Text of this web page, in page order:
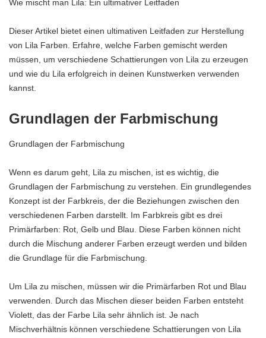
Wie mischt man Lila: Ein ultimativer Leitfaden
Dieser Artikel bietet einen ultimativen Leitfaden zur Herstellung
von Lila Farben. Erfahre, welche Farben gemischt werden
müssen, um verschiedene Schattierungen von Lila zu erzeugen
und wie du Lila erfolgreich in deinen Kunstwerken verwenden
kannst.
Grundlagen der Farbmischung
Grundlagen der Farbmischung
Wenn es darum geht, Lila zu mischen, ist es wichtig, die
Grundlagen der Farbmischung zu verstehen. Ein grundlegendes
Konzept ist der Farbkreis, der die Beziehungen zwischen den
verschiedenen Farben darstellt. Im Farbkreis gibt es drei
Primärfarben: Rot, Gelb und Blau. Diese Farben können nicht
durch die Mischung anderer Farben erzeugt werden und bilden
die Grundlage für die Farbmischung.
Um Lila zu mischen, müssen wir die Primärfarben Rot und Blau
verwenden. Durch das Mischen dieser beiden Farben entsteht
Violett, das der Farbe Lila sehr ähnlich ist. Je nach
Mischverhältnis können verschiedene Schattierungen von Lila